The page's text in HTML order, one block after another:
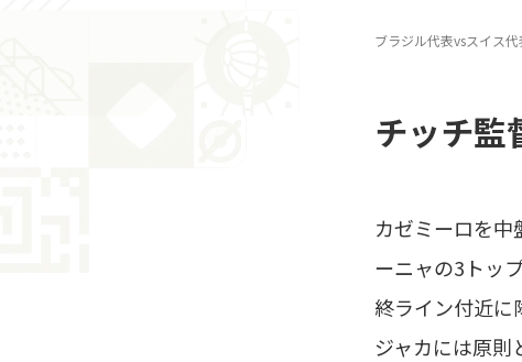
ブラジル代表vsスイス
チッチ監
カゼミーロを
ーニャの3トッ
終ライン付近に
ジャカには原則